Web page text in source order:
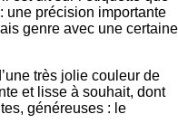
une précision importante
genre avec une certaine
très jolie couleur de
et lisse à souhait, dont
généreuses : le